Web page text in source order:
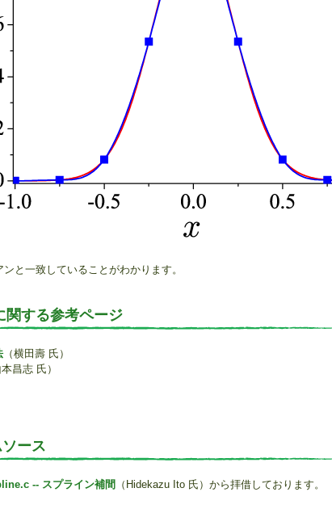
と一致していることがわかります。
関する参考ページ
（横田壽 氏）
本昌志 氏）
ース
-- スプライン補間 （Hidekazu Ito 氏）から拝借しております。